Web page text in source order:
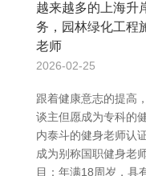
越来越多的上海升
务，园林绿化工程
老师
2026-02-25
跟着健康意志的提高
谈主但愿成为专科的
内泰斗的健身老师认
成为别称国职健身老
目：年满18周岁，具